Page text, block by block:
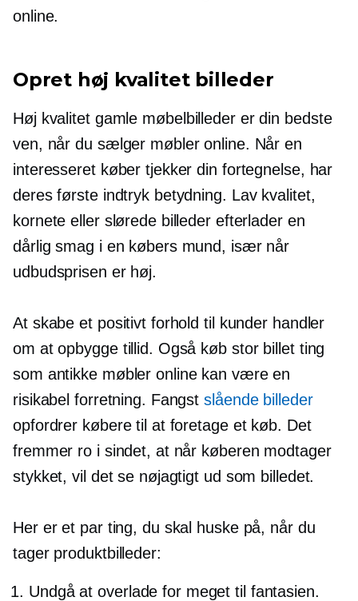
online.
Opret høj kvalitetbilleder
Høj kvalitetgamle møbelbilleder er din bedste
ven, når du sælger møbler online. Når en
interesseret køber tjekker din fortegnelse, har
deres første indtryk betydning. Lav kvalitet,
kornete eller slørede billeder efterlader en
dårlig smag i en købers mund, især når
udbudsprisen er høj.
At skabe et positivt forhold til kunder handler
om at opbygge tillid. Også køb stor billetting
som antikke møbler online kan være en
risikabel forretning. Fangstslående billeder
opfordrer købere til at foretage et køb. Det
fremmer ro i sindet, at når køberen modtager
stykket, vil det se nøjagtigt ud som billedet.
Her er et par ting, du skal huske på, når du
tager produktbilleder:
Undgå at overlade for meget til fantasien.